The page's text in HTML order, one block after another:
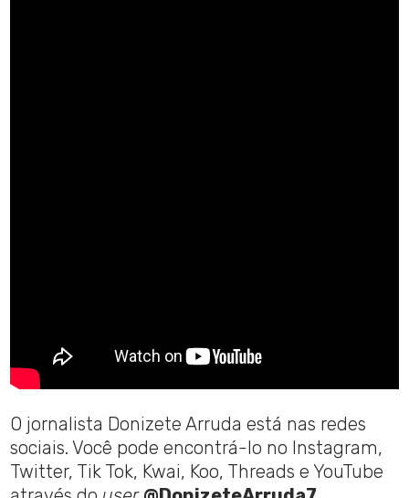
O jornalista Donizete Arruda está nas redes
sociais. Você pode encontrá-lo no Instagram,
Twitter, Tik Tok, Kwai, Koo, Threads e YouTube